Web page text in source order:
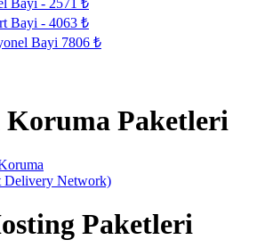
Bayi - 4063 ₺
Bayi 7806 ₺
Koruma Paketleri
Delivery Network)
Paketleri